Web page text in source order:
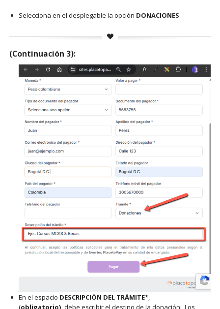
Selecciona en el desplegable la opción DONACIONES
(Continuación 3):
En el espacio DESCRIPCIÓN DEL TRÁMITE*,
(obligatorio), debe escribir el destino de la donación: Los